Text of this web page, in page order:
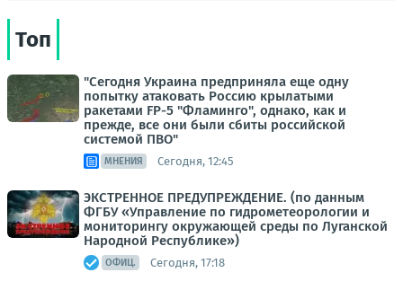
Топ
"Сегодня Украина предприняла еще одну
попытку атаковать Россию крылатыми
ракетами FP-5 "Фламинго", однако, как и
прежде, все они были сбиты российской
системой ПВО"
МНЕНИЯ Сегодня, 12:45
ЭКСТРЕННОЕ ПРЕДУПРЕЖДЕНИЕ. (по данным
ФГБУ «Управление по гидрометеорологии и
мониторингу окружающей среды по Луганской
Народной Республике»)
ОФИЦ. Сегодня, 17:18